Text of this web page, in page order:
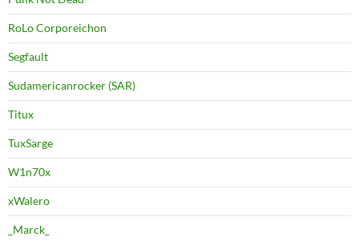
RoLo Corporeichon
Segfault
Sudamericanrocker (SAR)
Titux
TuxSarge
W1n70x
xWalero
_Marck_